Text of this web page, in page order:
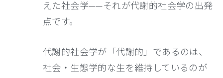
えた社会学——それが代謝的社会学の出発
点です。
代謝的社会学が「代謝的」であるのは、
社会・生態学的な生を維持しているのが